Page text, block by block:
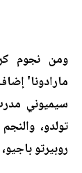
ومن نجوم
مارادونا'
سيميوني
تولدو،
روبيرتو